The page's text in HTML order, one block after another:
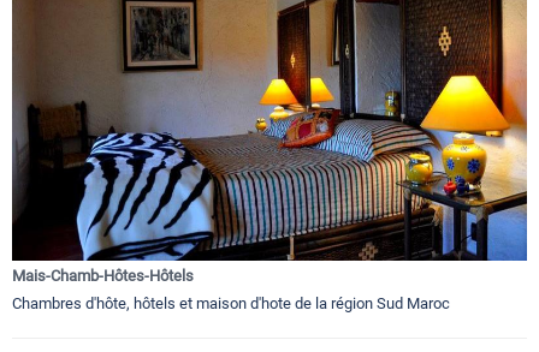
Mais-Chamb-Hôtes-Hôtels
Chambres d'hôte, hôtels et maison d'hote de la région Sud Maroc